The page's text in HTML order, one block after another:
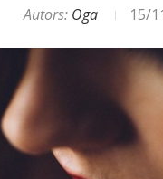
Autors: Oga 15/